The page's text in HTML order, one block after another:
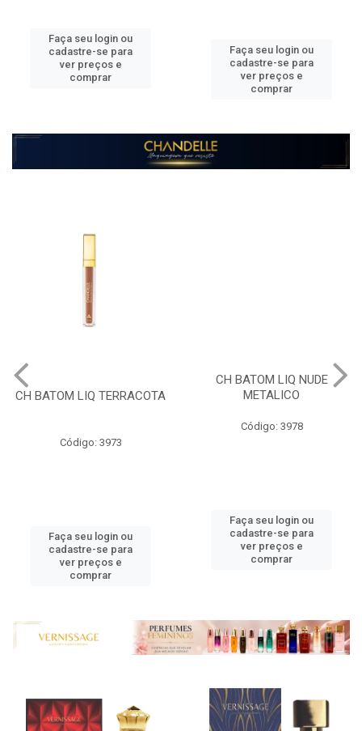
Faça seu login ou
cadastre-se para
ver preços e
comprar
Faça seu login ou
cadastre-se para
ver preços e
comprar
CH BATOM LIQ TERRACOTA
Código: 3973
Faça seu login ou
cadastre-se para
ver preços e
comprar
CH BATOM LIQ NUDE
Faça seu login ou
cadastre-se para
ver preços e